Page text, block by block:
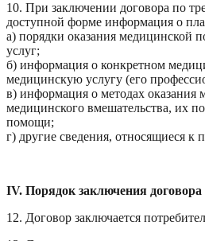
10. При заключении договора по
доступной форме информация о
а) порядки оказания медицинской
услуг;
б) информация о конкретном
медицинскую услугу (его
в) информация о методах
медицинского вмешательства, их
помощи;
г) другие сведения, относящиеся к
IV. Порядок заключения
12. Договор заключается